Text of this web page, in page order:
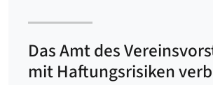
Das Amt des
mit Haftungsrisiken